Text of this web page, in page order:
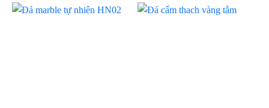
2,000,000 ₫.là: